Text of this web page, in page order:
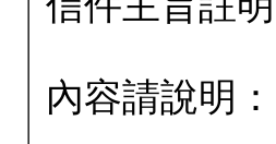
內容請說明：